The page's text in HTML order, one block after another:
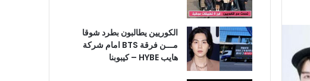
الكوريين يطالبون بطرد شوقا
مـــن فرقة BTS امام شركة
هايب HYBE – كيبوبنا